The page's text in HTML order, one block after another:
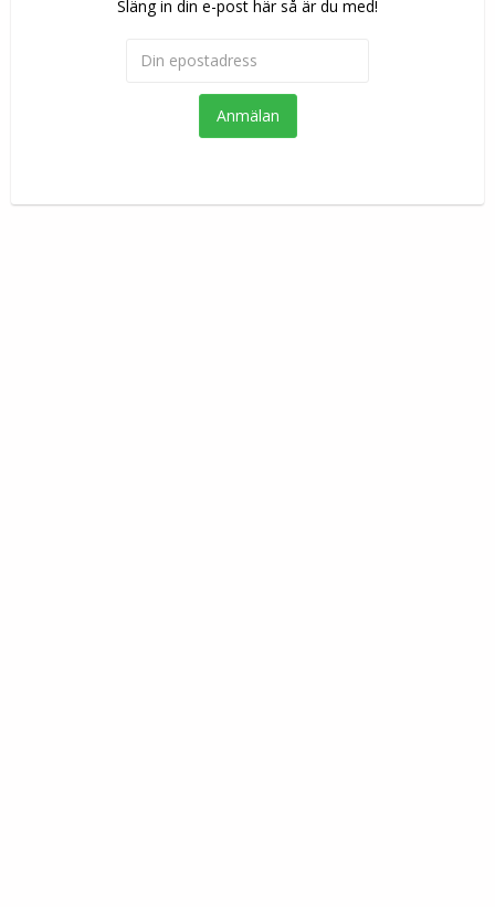
Släng in din e-post här så är du med!
Anmälan